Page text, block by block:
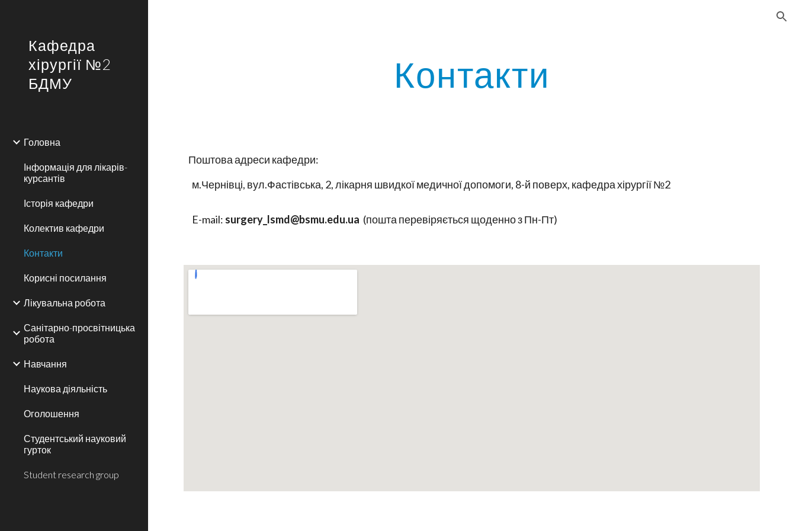
Кафедра
хірургії №2
БДМУ
Головна
Інформація для лікарів-
курсантів
Історія кафедри
Колектив кафедри
Контакти
Корисні посилання
Лікувальна робота
Санітарно-просвітницька
робота
Навчання
Наукова діяльність
Оголошення
Студентський науковий
гурток
Student research group
Контакти
Поштова адреси кафедри:
м.Чернівці, вул.Фастівська, 2, лікарня швидкої медичної допомоги, 8-й поверх, кафедра хірургії №2
E-mail: surgery_lsmd@bsmu.edu.ua (пошта перевіряється щоденно з Пн-Пт)